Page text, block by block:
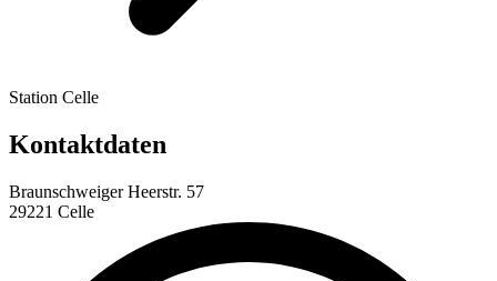
Station Celle
Kontaktdaten
Braunschweiger Heerstr. 57
29221 Celle